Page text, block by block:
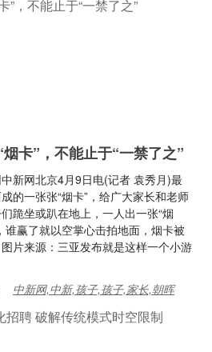
卡”，不能止于“一禁了之”
新网北京4月9日电(记者 袁秀月)最
的一张张“烟卡”，给广大家长和老师
跪坐或趴在地上，一人出一张“烟
谁赢了就以空掌心击拍地面，烟卡被
片来源：三亚发布就是这样一个小游
中新网,中新,孩子,孩子,家长,朝晖